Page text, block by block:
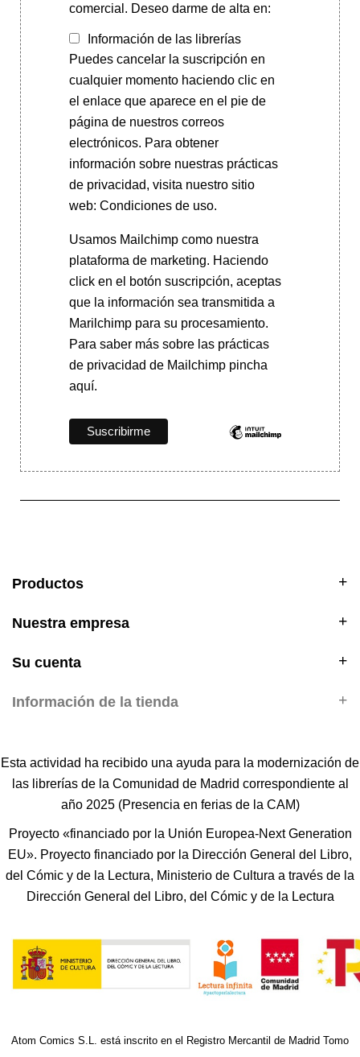
comercial. Deseo darme de alta en:
Información de las librerías
Puedes cancelar la suscripción en
cualquier momento haciendo clic en
el enlace que aparece en el pie de
página de nuestros correos
electrónicos. Para obtener
información sobre nuestras prácticas
de privacidad, visita nuestro sitio
web: Condiciones de uso.
Usamos Mailchimp como nuestra
plataforma de marketing. Haciendo
click en el botón suscripción, aceptas
que la información sea transmitida a
Marilchimp para su procesamiento.
Para saber mássobre las prácticas
de privacidad de Mailchimp pincha
aquí.
Productos
Nuestra empresa
Su cuenta
Información de la tienda
Esta actividad ha recibido una ayuda para la modernización de
las librerías de la Comunidad de Madrid correspondiente al
año 2025 (Presencia en ferias de la CAM)
Proyecto «financiado por la Unión Europea-Next Generation
EU». Proyecto financiado por la Dirección General del Libro,
del Cómic y de la Lectura, Ministerio de Cultura a través de la
Dirección General del Libro, del Cómic y de la Lectura
Atom Comics S.L. está inscrito en el Registro Mercantil de Madrid Tomo